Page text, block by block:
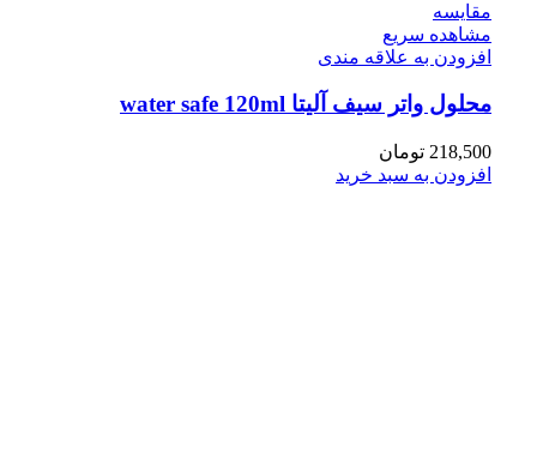
مقایسه
مشاهده سریع
افزودن به علاقه مندی
محلول واتر سیف آلیتا water safe 120ml
218,500 تومان
افزودن به سبد خرید